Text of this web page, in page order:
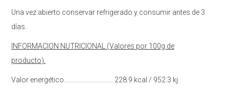
cantidad
Una vez abierto conservar refrigerado y consumir antes de 3
días.
INFORMACION NUTRICIONAL (Valores por 100g de
producto).
Valor energético………………………….. 228.9 kcal / 952.3 kj.